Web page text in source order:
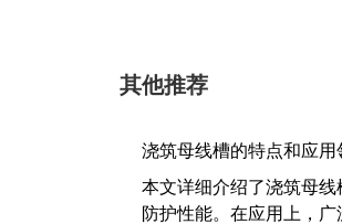
其他推荐
浇筑母线槽的特点和应用
本文详细介绍了浇筑母
防护性能。在应用上，